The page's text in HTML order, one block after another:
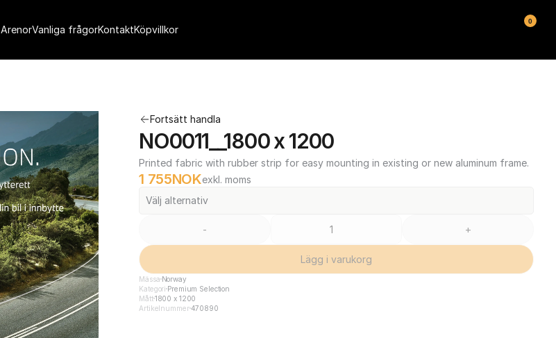
Fortsätt handla
NO0011__1800 x 1200
Printed fabric with rubber strip for easy mounting in existing or new aluminum frame.
1 755NOKexkl. moms
Välj alternativ
- +
Lägg i varukorg
Mässa Norway
Kategori Premium Selection
Mått1800 x 1200
Artikelnummer470890
ArenorVanliga frågorKontaktKöpvillkor
0